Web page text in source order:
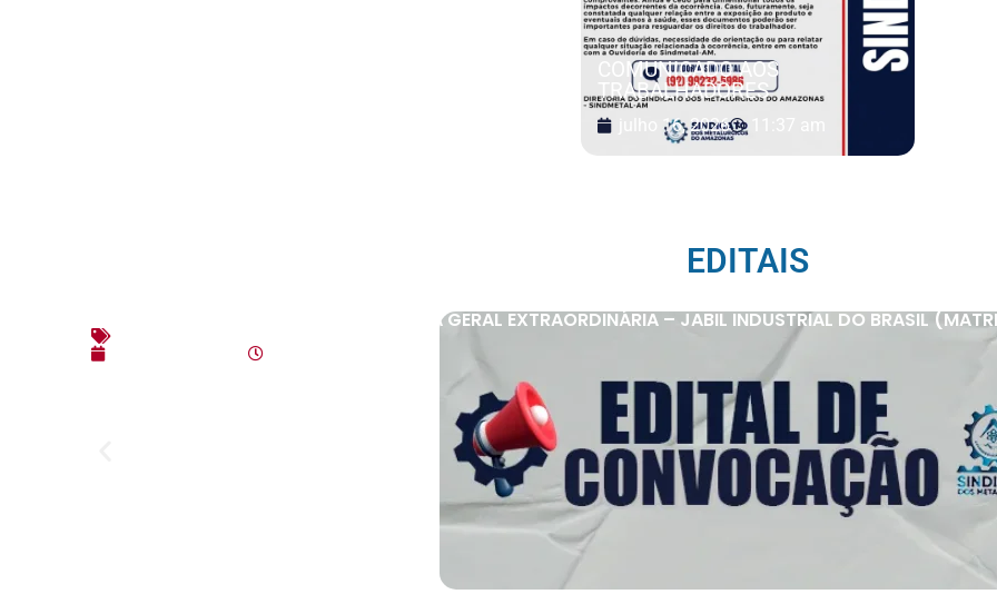
COMUNICADO AOS
TRABALHADORES
julho 16, 2026
EDITAIS
EDITAL DE CONVOCAÇÃO – ASSEMBLEIA GERAL EXTRAORDINÁRIA – JABIL INDUSTRIAL DO BRASIL